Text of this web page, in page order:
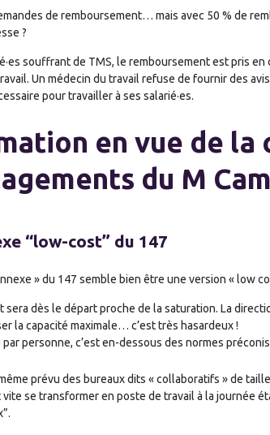
de remboursement… mais avec 50 % de
?
souffrant de TMS, le remboursement est pris
Un médecin du travail refuse de fournir des
pour travailler à ses salarié·es.
en vue de la
du M
“low-cost” du 147
» du 147 semble bien être une version « low
sera dès le départ proche de la saturation. La
la capacité maximale… c’est très hasardeux !
par personne, c’est en-dessous des normes
prévu des bureaux dits « collaboratifs » de
vite se transformer en poste de travail à la journée